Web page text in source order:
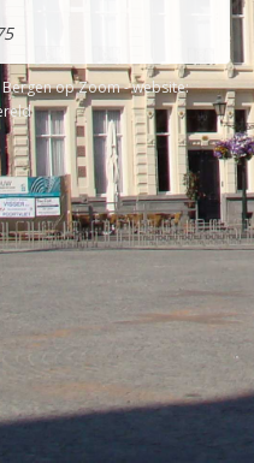
op Zoom - website: